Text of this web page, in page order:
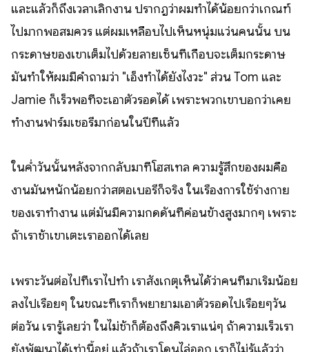
และแล้วก็ถึงเวลาเลิกงาน ปรากฎว่าผมทำได้น้อยกว่าเกณฑ์
ไปมากพอสมควร แต่ผมเหลือบไปเห็นหนุ่มแว่นคนนั้น บน
กระดาษของเขาเต็มไปด้วยลายเซ็นที่เกือบจะเต็มกระดาษ
มันทำให้ผมมีคำถามว่า "เอ็งทำได้ยังไงวะ" ส่วน Tom และ
Jamie ก็เร็วพอที่จะเอาตัวรอดได้ เพราะพวกเขาบอกว่าเคย
ทำงานฟาร์มเชอรี่มาก่อนในปีที่แล้ว
ในค่ำวันนั้นหลังจากกลับมาที่โฮสเทล ความรู้สึกของผมคือ
งานมันหนักน้อยกว่าสตอเบอรี่ก็จริง ในเรื่องการใช้ร่างกาย
ของเราทำงาน แต่มันมีความกดดันที่ค่อนข้างสูงมากๆ เพราะ
ถ้าเราช้าเขาเตะเราออกได้เลย
เพราะวันต่อไปที่เราไปทำ เราสังเกตุเห็นได้ว่าคนที่มาเริ่มน้อย
ลงไปเรื่อยๆ ในขณะที่เราก็พยายามเอาตัวรอดไปเรื่อยๆวัน
ต่อวัน เรารู้เลยว่า ในไม่ช้าก็ต้องถึงคิวเราแน่ๆ ถ้าความเร็วเรา
ยังพัฒนาได้เท่านี้อยู่ แล้วถ้าเราโดนไล่ออก เราก็ไม่รู้แล้วว่า